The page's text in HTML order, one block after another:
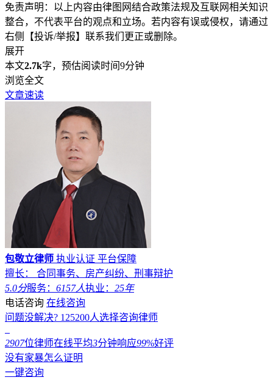
免责声明：以上内容由律图网结合政策法规及互联网相关知识
整合，不代表平台的观点和立场。若内容有误或侵权，请通过
右侧【投诉/举报】联系我们更正或删除。
展开
本文2.7k字，预估阅读时间9分钟
浏览全文
文章速读
包敬立律师 执业认证 平台保障
擅长： 合同事务、房产纠纷、刑事辩护
5.0分服务： 6157人执业： 25年
电话咨询 在线咨询
问题没解决? 125200人选择咨询律师
2907位律师在线平均3分钟响应99%好评
没有家暴怎么证明
一键咨询